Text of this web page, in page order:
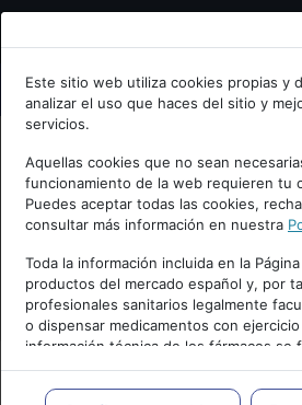
Bienvenid@ a
Escribe tu Email
Accede o regístrate con tu email.
Este sitio web utiliza cookies propias y
analizar el uso que haces del sitio y
servicios.
Aquellas cookies que no sean
funcionamiento de la web requieren tu
Puedes aceptar todas las cookies,
consultar más información en nuestra
Toda la información incluida en la
productos del mercado español y, por
profesionales sanitarios legalmente
o dispensar medicamentos con
información técnica de los fármacos se
meramente informativo, siendo
profesionales facultados prescribir